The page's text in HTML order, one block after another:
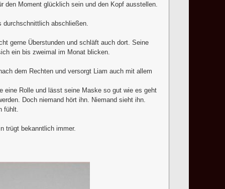
den Moment glücklich sein und den Kopf ausstellen.
durchschnittlich abschließen.
gerne Überstunden und schläft auch dort. Seine
ein bis zweimal im Monat blicken.
dem Rechten und versorgt Liam auch mit allem
eine Rolle und lässt seine Maske so gut wie es geht
Doch niemand hört ihn. Niemand sieht ihn.
fühlt.
trügt bekanntlich immer.